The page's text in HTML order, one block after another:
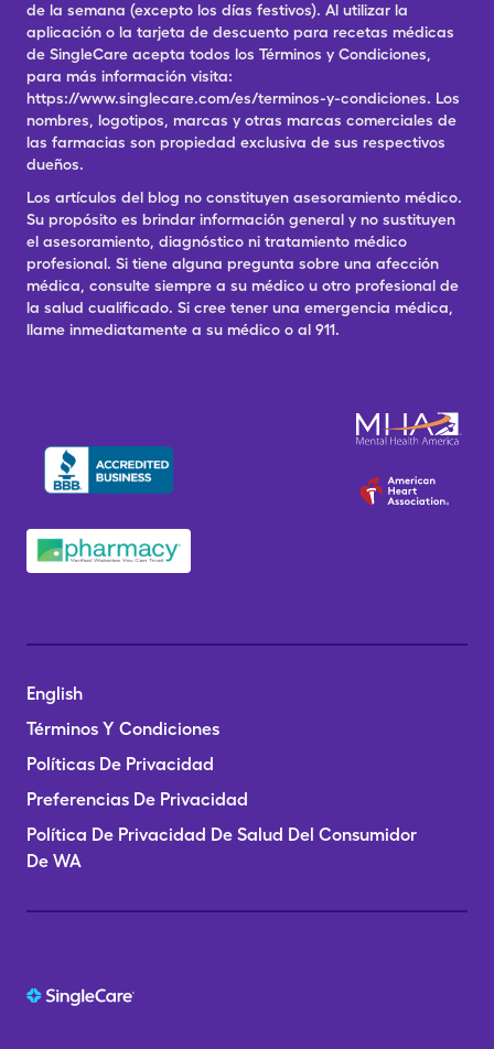
de la semana (excepto los días festivos). Al utilizar la
aplicación o la tarjeta de descuento para recetas médicas
de SingleCare acepta todos los Términos y Condiciones,
para más información visita:
https://www.singlecare.com/es/terminos-y-condiciones. Los
nombres, logotipos, marcas y otras marcas comerciales de
las farmacias son propiedad exclusiva de sus respectivos
dueños.
Los artículos del blog no constituyen asesoramiento médico.
Su propósito es brindar información general y no sustituyen
el asesoramiento, diagnóstico ni tratamiento médico
profesional. Si tiene alguna pregunta sobre una afección
médica, consulte siempre a su médico u otro profesional de
la salud cualificado. Si cree tener una emergencia médica,
llame inmediatamente a su médico o al 911.
English
Términos Y Condiciones
Políticas De Privacidad
Preferencias De Privacidad
Política De Privacidad De Salud Del Consumidor
De WA